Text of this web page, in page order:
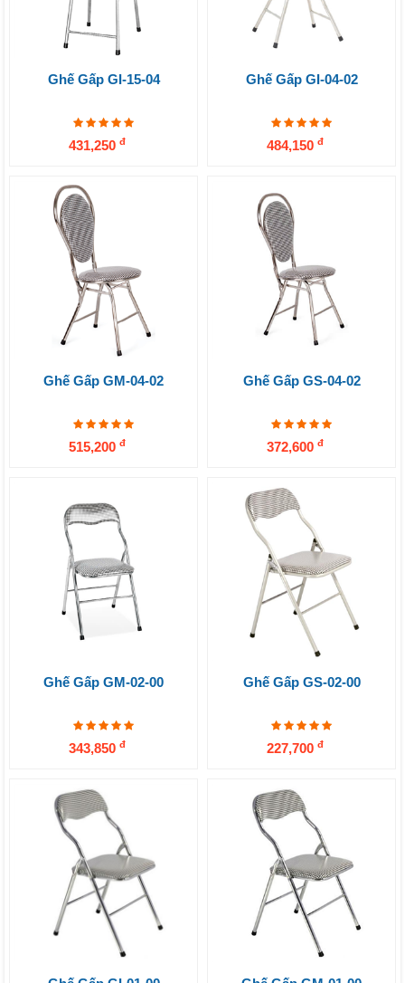
Ghế Gấp GI-15-04
431,250 đ
Ghế Gấp GI-04-02
484,150 đ
Ghế Gấp GM-04-02
515,200 đ
Ghế Gấp GS-04-02
372,600 đ
Ghế Gấp GM-02-00
343,850 đ
Ghế Gấp GS-02-00
227,700 đ